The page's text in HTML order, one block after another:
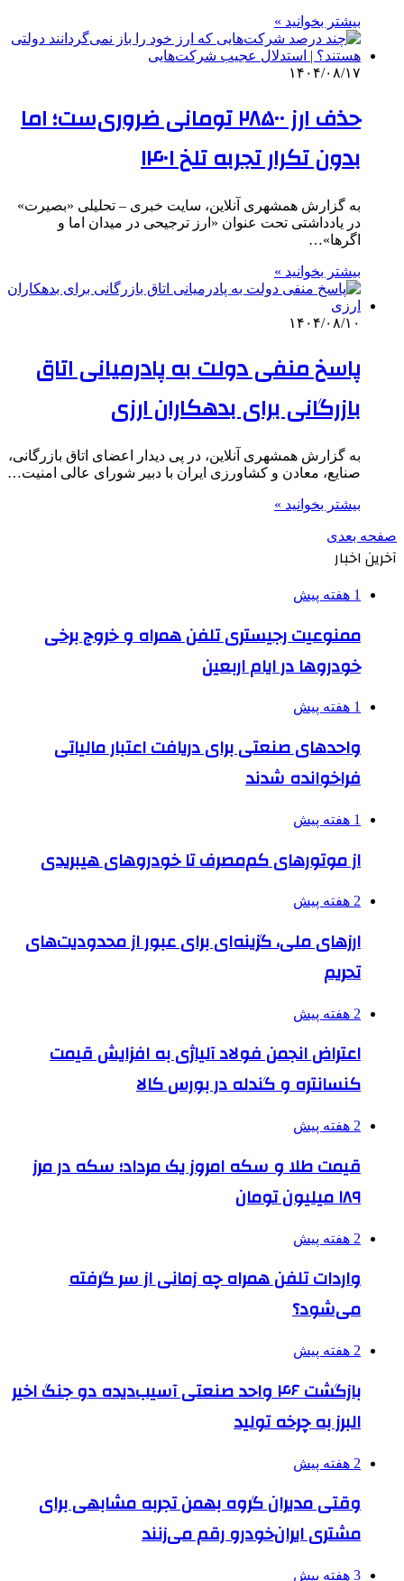
بیشتر بخوانید »
۱۴۰۴/۰۸/۱۷
حذف ارز ۲۸۵۰۰ تومانی ضروری‌ست؛ اما
بدون تکرار تجربه تلخ ۱۴۰۱
به گزارش همشهری آنلاین، سایت خبری – تحلیلی «بصیرت»
در یادداشتی تحت عنوان «ارز ترجیحی در میدان اما و
اگرها»…
بیشتر بخوانید »
۱۴۰۴/۰۸/۱۰
پاسخ منفی دولت به پادرمیانی اتاق
بازرگانی برای بدهکاران ارزی
به گزارش همشهری آنلاین، در پی دیدار اعضای اتاق بازرگانی،
صنایع، معادن و کشاورزی ایران با دبیر شورای عالی امنیت…
بیشتر بخوانید »
صفحه بعدی
آخرین اخبار
1 هفته پیش
ممنوعیت رجیستری تلفن همراه و خروج برخی
خودروها در ایام اربعین
1 هفته پیش
واحدهای صنعتی برای دریافت اعتبار مالیاتی
فراخوانده شدند
1 هفته پیش
از موتورهای کم‌مصرف تا خودروهای هیبریدی
2 هفته پیش
ارزهای ملی، گزینه‌ای برای عبور از محدودیت‌های
تحریم
2 هفته پیش
اعتراض انجمن فولاد آلیاژی به افزایش قیمت
کنسانتره و گندله در بورس کالا
2 هفته پیش
قیمت طلا و سکه امروز یک مرداد؛ سکه در مرز
۱۸۹ میلیون تومان
2 هفته پیش
واردات تلفن همراه چه زمانی از سر گرفته
می‌شود؟
2 هفته پیش
بازگشت ۴۶ واحد صنعتی آسیب‌دیده دو جنگ اخیر
البرز به چرخه تولید
2 هفته پیش
وقتی مدیران گروه بهمن تجربه مشابهی برای
مشتری ایران‌خودرو رقم می‌زنند
3 هفته پیش